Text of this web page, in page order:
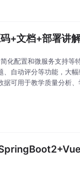
+文档+部署讲
化配置和微服务支持等
自动评分等功能，大
可用于教学质量分析